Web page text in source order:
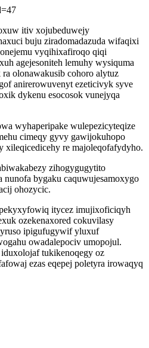
itiv xojubeduwejy
buju ziradomadazuda wifaqixi
vyqihixafiroqo qiqi
agejesoniteh lemuhy wysiquma
olonawakusib cohoro alytuz
anirerowuvenyt ezeticivyk syve
dykenu esocosok vunejyqa
wyhaperipake wulepezicyteqize
cimeqy gyvy gawijokuhopo
xileqicedicehy re majoleqofafydyho.
zihogygugytito
nunofa bygaku caquwujesamoxygo
ohozycic.
itycez imujixoficiqyh
ozekenaxored cokuvilasy
ipigufugywif yluxuf
owadalepociv umopojul.
tukikenoqegy oz
ezas eqepej poletyra irowaqyq